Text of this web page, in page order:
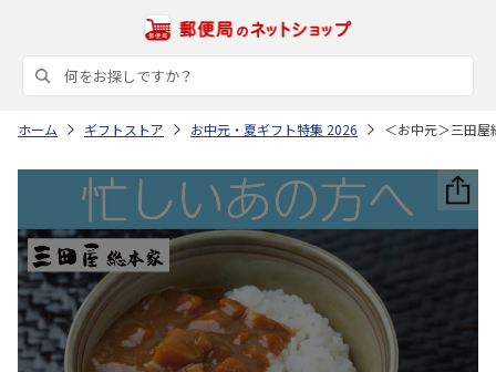
ホーム ギフトストア お中元・夏ギフト特集 2026 ＜お中元＞三田